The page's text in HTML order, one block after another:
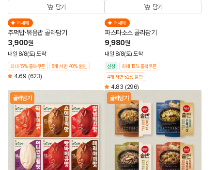
담기
더세페
주먹밥·볶음밥 골라담기
3,900원
내일 8/8(토) 도착
최대 15% 중복쿠폰 8개 사면 40% 할인
4.69 (623)
담기
더세페
파스타소스 골라담기
9,980원
내일 8/8(토) 도착
신상
최대 15% 중복쿠폰
4개 사면 52% 할인
4.83 (296)
골라담기
골라담기